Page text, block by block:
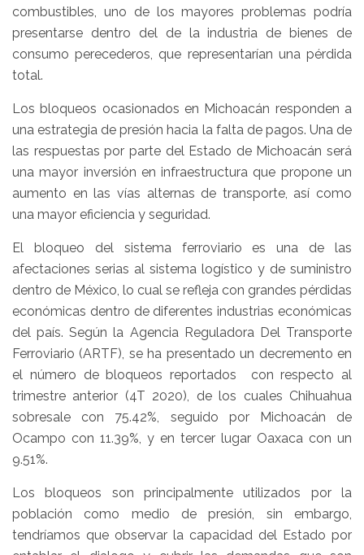
combustibles, uno de los mayores problemas podría
presentarse dentro del de la industria de bienes de
consumo perecederos, que representarían una pérdida
total.
Los bloqueos ocasionados en Michoacán responden a
una estrategia de presión hacia la falta de pagos. Una de
las respuestas por parte del Estado de Michoacán será
una mayor inversión en infraestructura que propone un
aumento en las vías alternas de transporte, así como
una mayor eficiencia y seguridad.
El bloqueo del sistema ferroviario es una de las
afectaciones serias al sistema logístico y de suministro
dentro de México, lo cual se refleja con grandes pérdidas
económicas dentro de diferentes industrias económicas
del país. Según la Agencia Reguladora Del Transporte
Ferroviario (ARTF), se ha presentado un decremento en
el número de bloqueos reportados con respecto al
trimestre anterior (4T 2020), de los cuales Chihuahua
sobresale con 75.42%, seguido por Michoacán de
Ocampo con 11.39%, y en tercer lugar Oaxaca con un
9.51%.
Los bloqueos son principalmente utilizados por la
población como medio de presión, sin embargo,
tendríamos que observar la capacidad del Estado por